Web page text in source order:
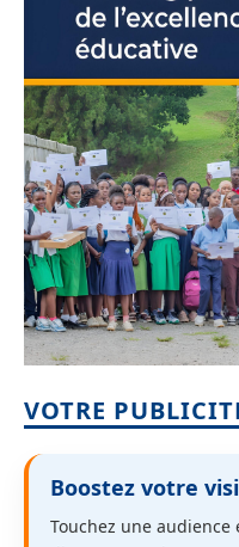
VOTRE
Boostez votre
Touchez une audience